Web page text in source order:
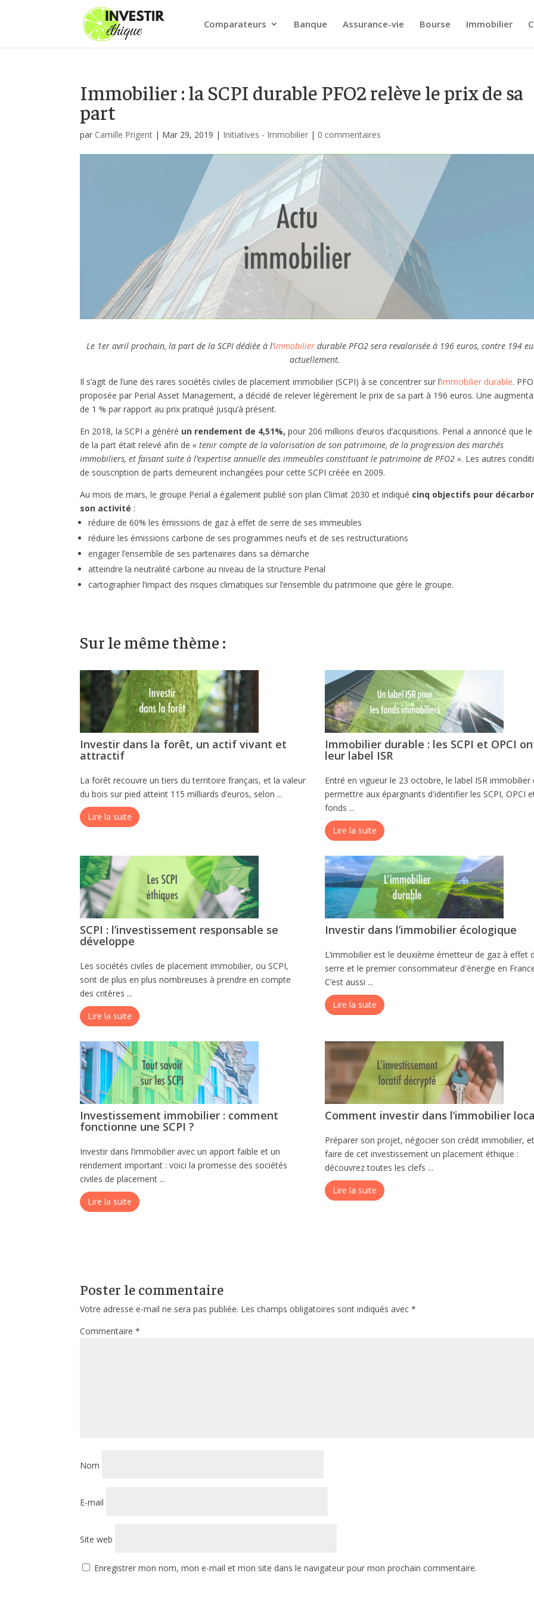
Comparateurs Banque Assurance-vie Bourse Immobilier
Immobilier : la SCPI durable PFO2 relève le prix de sa
part
par Camille Prigent | Mar 29, 2019 | Initiatives - Immobilier | 0 commentaires
Le 1er avril prochain, la part de la SCPI dédiée à l’immobilier durable PFO2 sera revalorisée à 196 euros, contre 194
actuellement.
Il s’agit de l’une des rares sociétés civiles de placement immobilier (SCPI) à se concentrer sur l’immobilier durable.
proposée par Perial Asset Management, a décidé de relever légèrement le prix de sa part à 196 euros. Une
de 1 % par rapport au prix pratiqué jusqu’à présent.
En 2018, la SCPI a généré un rendement de 4,51%, pour 206 millions d’euros d’acquisitions. Perial a annoncé que
de la part était relevé afin de« tenir compte de la valorisation de son patrimoine, de la progression des marchés
immobiliers, et faisant suite à l’expertise annuelle des immeubles constituant le patrimoine de PFO2 ». Les autres
de souscription de parts demeurent inchangées pour cette SCPI créée en 2009.
Au mois de mars, le groupe Perial a également publié son plan Climat 2030 et indiqué cinq objectifs pour
son activité :
réduire de 60% les émissions de gaz à effet de serre de ses immeubles
réduire les émissions carbone de ses programmes neufs et de ses restructurations
engager l’ensemble de ses partenaires dans sa démarche
atteindre la neutralité carbone au niveau de la structure Perial
cartographier l’impact des risques climatiques sur l’ensemble du patrimoine que gère le groupe.
Sur le même thème :
Investir dans la forêt, un actif vivant et
attractif
La forêt recouvre un tiers du territoire français, et la valeur
du bois sur pied atteint 115 milliards d’euros, selon ...
Lire la suite
Immobilier durable : les SCPI et OPCI
leur label ISR
Entré en vigueur le 23 octobre, le label ISR immobilier
permettre aux épargnants d'identifier les SCPI, OPCI
fonds ...
Lire la suite
SCPI : l’investissement responsable se
développe
Les sociétés civiles de placement immobilier, ou SCPI,
sont de plus en plus nombreuses à prendre en compte
des critères ...
Lire la suite
Investir dans l’immobilier écologique
L’immobilier est le deuxième émetteur de gaz à effet
serre et le premier consommateur d'énergie en
C’est aussi ...
Lire la suite
Investissement immobilier : comment
fonctionne une SCPI ?
Investir dans l’immobilier avec un apport faible et un
rendement important : voici la promesse des sociétés
civiles de placement ...
Lire la suite
Comment investir dans l’immobilier
Préparer son projet, négocier son crédit immobilier,
faire de cet investissement un placement éthique :
découvrez toutes les clefs ...
Lire la suite
Poster le commentaire
Votre adresse e-mail ne sera pas publiée. Les champs obligatoires sont indiqués avec*
Commentaire*
Nom
E-mail
Site web
Enregistrer mon nom, mon e-mail et mon site dans le navigateur pour mon prochain commentaire.